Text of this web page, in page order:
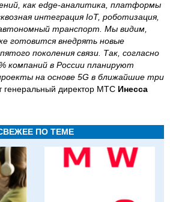
как edge‑аналитика, платформы
интеграция IoT, роботизация,
транспорт. Мы видим,
готовится внедрять новые
поколения связи. Так, согласно
компаний в России планируют
на основе 5G в ближайшие три
генеральный директор МТС Инесса
ПО ТЕМЕ